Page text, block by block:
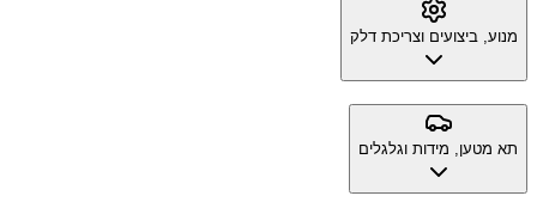
מנוע, ביצועים וצריכת דלק
תא מטען, מידות וגלגלים